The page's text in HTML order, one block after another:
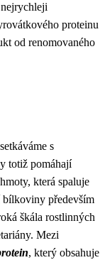
proteinu
od renomovaného
s
totiž pomáhají
která spaluje
především
škála rostlinných
Mezi
, který obsahuje